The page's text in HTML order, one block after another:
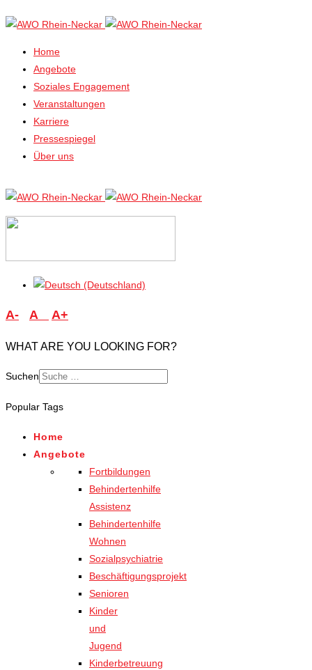
Home
Angebote
Soziales Engagement
Veranstaltungen
Karriere
Pressespiegel
Über uns
A- A A+
WHAT ARE YOU LOOKING FOR?
Suchen
Popular Tags
Home
Angebote
Fortbildungen
Behindertenhilfe
Assistenz
Behindertenhilfe
Wohnen
Sozialpsychiatrie
Beschäftigungsprojekt
Senioren
Kinder
und
Jugend
Kinderbetreuung